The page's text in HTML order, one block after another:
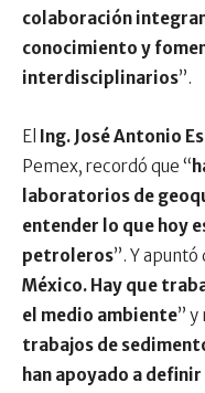
colaboración
conocimiento y
interdisciplinarios”.
El Ing. José Antonio
Pemex, recordó que “
laboratorios de
entender lo que hoy
petroleros”. Y apuntó
México. Hay que
el medio ambiente” y
trabajos de
han apoyado a